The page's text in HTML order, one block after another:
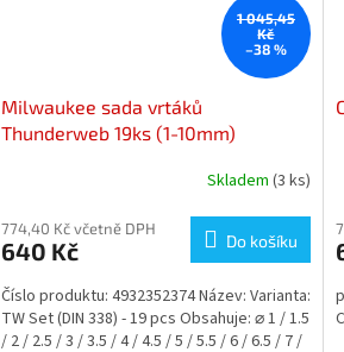
1 045,45
Kč
–38 %
Milwaukee sada vrtáků
Thunderweb 19ks (1-10mm)
Skladem (3 ks)
774,40 Kč včetně DPH
640 Kč Do košíku
Číslo produktu: 4932352374 Název: Varianta:
TW Set (DIN 338) - 19 pcs Obsahuje: ⌀ 1 / 1.5
/ 2 / 2.5 / 3 / 3.5 / 4 / 4.5 / 5 / 5.5 / 6 / 6.5 / 7 /